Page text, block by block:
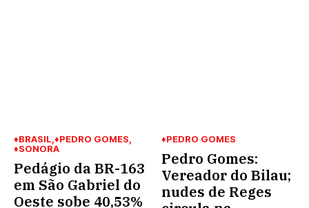
♦BRASIL ♦PEDRO GOMES
♦SONORA
Pedágio da BR-163
em São Gabriel do
Oeste sobe 40,53%
♦PEDRO GOMES
Pedro Gomes:
Vereador do Bilau;
nudes de Reges